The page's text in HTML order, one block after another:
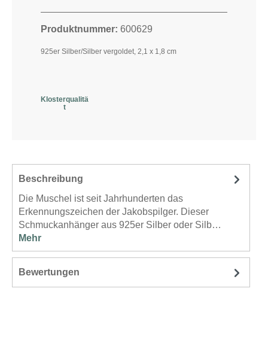
Produktnummer: 600629
925er Silber/Silber vergoldet, 2,1 x 1,8 cm
Klosterqualitä
t
Beschreibung
Die Muschel ist seit Jahrhunderten das
Erkennungszeichen der Jakobspilger. Dieser
Schmuckanhänger aus 925er Silber oder Silb…
Mehr
Bewertungen